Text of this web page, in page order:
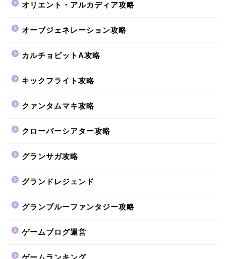
オリエント・アルカディア攻略
オーブジェネレーション攻略
カルチョビットA攻略
キックフライト攻略
クァンタムマキ攻略
クローバーシアター攻略
グランサガ攻略
グランドレジェンド
グランブルーファンタジー攻略
ゲームブログ運営